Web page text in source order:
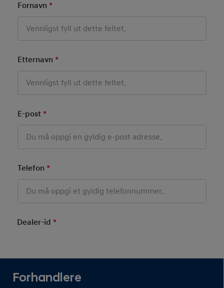
Fornavn *Mandatory Field
Etternavn *Mandatory Field
E-post *Mandatory Field
Telefon *Mandatory Field
Dealer-id*
Forhandlere